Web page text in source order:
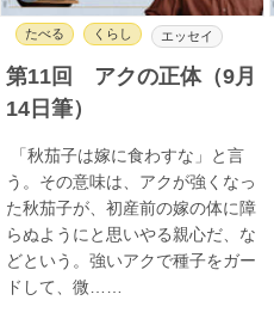
たべる くらし エッセイ
第11回 アクの正体（9月
14日筆）
「秋茄子は嫁に食わすな」と言
う。その意味は、アクが強くなっ
た秋茄子が、初産前の嫁の体に障
らぬようにと思いやる親心だ、な
どという。強いアクで種子をガー
ドして、微……